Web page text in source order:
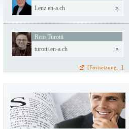
Lenz.en-a.ch
Reto Turotti
turotti.en-a.ch
[Fortsetzung...]